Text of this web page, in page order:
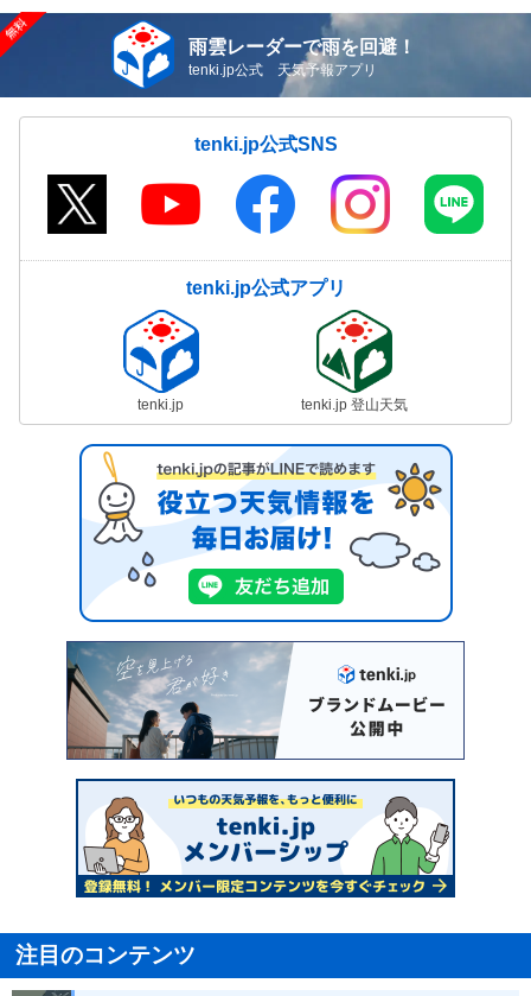
雨雲レーダーで雨を回避！
tenki.jp公式 天気予報アプリ
tenki.jp公式SNS
tenki.jp公式アプリ
tenki.jp tenki.jp 登山天気
注目のコンテンツ